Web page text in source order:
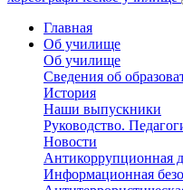
Главная
Об училище
Об училище
Сведения об
История
Наши выпускники
Руководство.
Новости
Антикоррупционная
Информационная